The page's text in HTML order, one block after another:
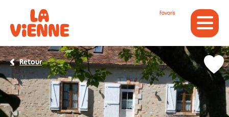
Favoris
Retour